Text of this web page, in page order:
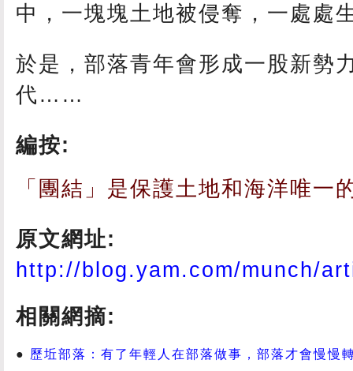
中，一塊塊土地被侵奪，一處處
於是，部落青年會形成一股新勢
代……
編按:
「團結」是保護土地和海洋唯一
原文網址:
http://blog.yam.com/munch/
相關網摘:
歷坵部落：有了年輕人在部落做事，部落才會慢慢